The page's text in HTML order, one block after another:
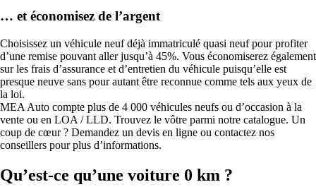
… et économisez de l’argent
Choisissez un véhicule neuf déjà immatriculé quasi neuf pour profiter
d’une remise pouvant aller jusqu’à 45%. Vous économiserez également
sur les frais d’assurance et d’entretien du véhicule puisqu’elle est
presque neuve sans pour autant être reconnue comme tels aux yeux de
la loi.
MEA Auto compte plus de 4 000 véhicules neufs ou d’occasion à la
vente ou en LOA / LLD. Trouvez le vôtre parmi notre catalogue. Un
coup de cœur ? Demandez un devis en ligne ou contactez nos
conseillers pour plus d’informations.
Qu’est-ce qu’une voiture 0 km ?